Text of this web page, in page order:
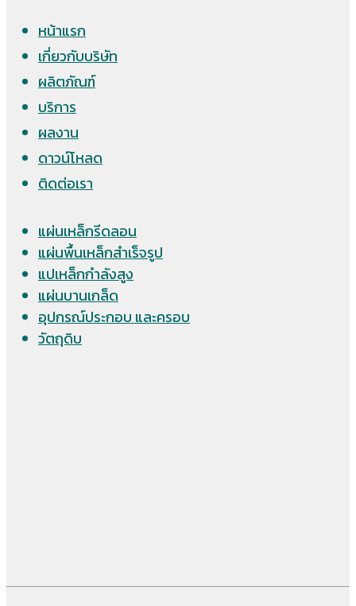
หน้าแรก
เกี่ยวกับบริษัท
ผลิตภัณฑ์
บริการ
ผลงาน
ดาวน์โหลด
ติดต่อเรา
แผ่นเหล็กรีดลอน
แผ่นพื้นเหล็กสำเร็จรูป
แปเหล็กกำลังสูง
แผ่นบานเกล็ด
อุปกรณ์ประกอบ และครอบ
วัตถุดิบ